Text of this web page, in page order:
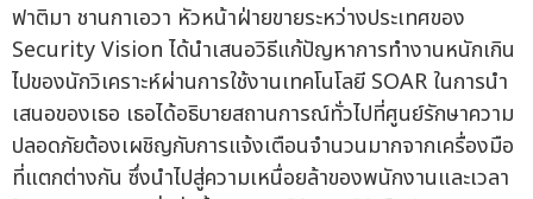
ฟาติมา ชานกาเอวา หัวหน้าฝ่ายขายระหว่างประเทศของ
Security Vision ได้นำเสนอวิธีแก้ปัญหาการทำงานหนักเกิน
ไปของนักวิเคราะห์ผ่านการใช้งานเทคโนโลยี SOAR ในการนำ
เสนอของเธอ เธอได้อธิบายสถานการณ์ทั่วไปที่ศูนย์รักษาความ
ปลอดภัยต้องเผชิญกับการแจ้งเตือนจำนวนมากจากเครื่องมือ
ที่แตกต่างกัน ซึ่งนำไปสู่ความเหนื่อยล้าของพนักงานและเวลา